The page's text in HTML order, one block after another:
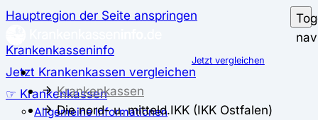
Hauptregion der Seite anspringen
Krankenkasseninfo
Jetzt Krankenkassen vergleichen
☞ Krankenkassen
Allgemeine Informationen
Jetzt vergleichen
Krankenkassen
Die nord- u. mitteld.IKK (IKK Ostfalen)